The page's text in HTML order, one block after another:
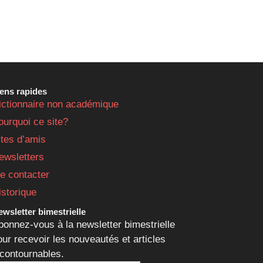
rapides
non académique
ce site?
d’amis
contacter
bimestrielle
vous à la newsletter bimestrielle
recevoir les nouveautés et articles